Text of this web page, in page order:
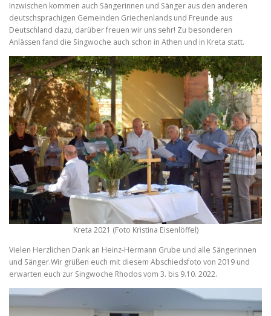
Inzwischen kommen auch Sängerinnen und Sänger aus den anderen
deutschsprachigen Gemeinden Griechenlands und Freunde aus
Deutschland dazu, darüber freuen wir uns sehr! Zu besonderen
Anlässen fand die Singwoche auch schon in Athen und in Kreta statt.
Kreta 2021 (Foto Kristina Eisenlöffel)
Vielen Herzlichen Dank an Heinz-Hermann Grube und alle Sängerinnen
und Sänger.Wir grüßen euch mit diesem Abschiedsfoto von 2019 und
erwarten euch zur Singwoche Rhodos vom 3. bis 9.10. 2022.